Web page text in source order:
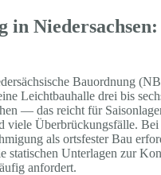
in
Bauordnung
Leichtbauhalle drei bis
— das reicht für
viele Überbrückungsfälle. Bei
als ortsfester Bau
statischen Unterlagen zur
anfordert.